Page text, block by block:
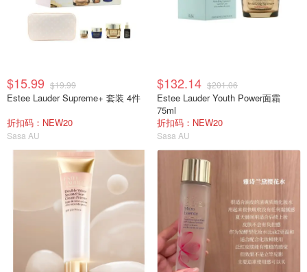
$15.99 $19.99
Estee Lauder Supreme+ 套装 4件
折扣码：NEW20
Sasa AU
$132.14 $201.06
Estee Lauder Youth Power面霜
75ml
折扣码：NEW20
Sasa AU